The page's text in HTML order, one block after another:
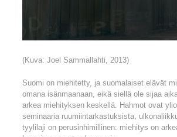
(Kuva: Joel Sammallahti, 2013)
Suomi on miehitetty, ja suomalaiset elävät
omana isänmaanaan, eikä siellä ole sijaa
arkea miehityksen keskellä. Hahmot ovat
seminaaria ruumiintarkastuksista,
tyylilaji on perusinhimillinen: miehitys on